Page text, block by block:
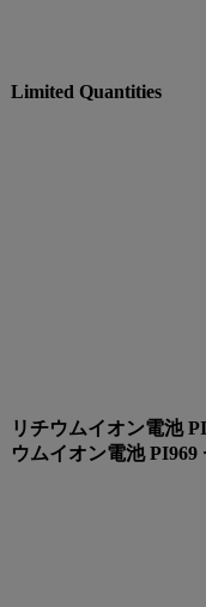
Limited Quantities
リチウムイオン電池
ウムイオン電池